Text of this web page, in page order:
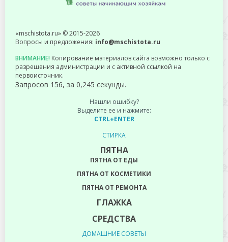
«mschistota.ru» © 2015-2026
Вопросы и предложения: info@mschistota.ru
ВНИМАНИЕ! Копирование материалов сайта возможно только с
разрешения администрации и с активной ссылкой на
первоисточник.
Запросов 156, за 0,245 секунды.
Нашли ошибку?
Выделите ее и нажмите:
CTRL+ENTER
СТИРКА
ПЯТНА
ПЯТНА ОТ ЕДЫ
ПЯТНА ОТ КОСМЕТИКИ
ПЯТНА ОТ РЕМОНТА
ГЛАЖКА
СРЕДСТВА
ДОМАШНИЕ СОВЕТЫ